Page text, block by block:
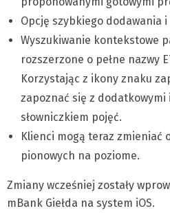
Opcję szybkiego dodawania
Wyszukiwanie kontekstowe
rozszerzone o pełne nazwy
Korzystając z ikony znaku
zapoznać się z
słowniczkiem pojęć.
Klienci mogą teraz zmieniać
pionowych na poziome.
Zmiany wcześniej zostały
mBank Giełda na system iOS.